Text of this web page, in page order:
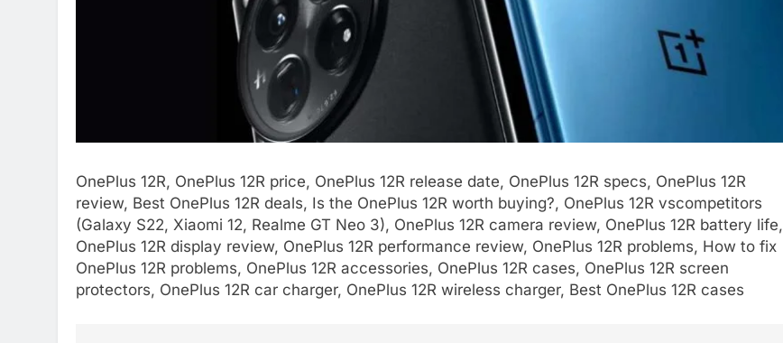
OnePlus 12R, OnePlus 12R price, OnePlus 12R release date, OnePlus 12R specs, OnePlus 12R
review, Best OnePlus 12R deals, Is the OnePlus 12R worth buying?, OnePlus 12R vscompetitors
(Galaxy S22, Xiaomi 12, Realme GT Neo 3), OnePlus 12R camera review, OnePlus 12R battery life,
OnePlus 12R display review, OnePlus 12R performance review, OnePlus 12R problems, How to fix
OnePlus 12R problems, OnePlus 12R accessories, OnePlus 12R cases, OnePlus 12R screen
protectors, OnePlus 12R car charger, OnePlus 12R wireless charger, Best OnePlus 12R cases